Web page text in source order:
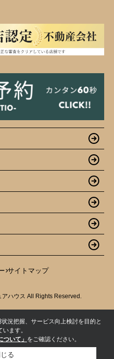
サイトマップ
ハウス All Rights Reserved.
況把握、サービス向上検討を目的と
ます。
ついて」 をご確認ください。
る